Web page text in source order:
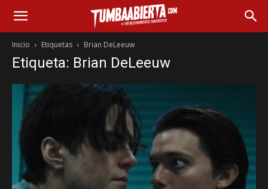
Inicio Etiquetas Brian DeLeeuw
Etiqueta: Brian DeLeeuw